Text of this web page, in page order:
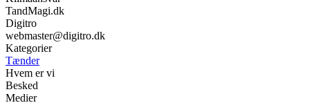
TandMagi.dk
Digitro
webmaster@digitro.dk
Kategorier
Tænder
Hvem er vi
Besked
Medier